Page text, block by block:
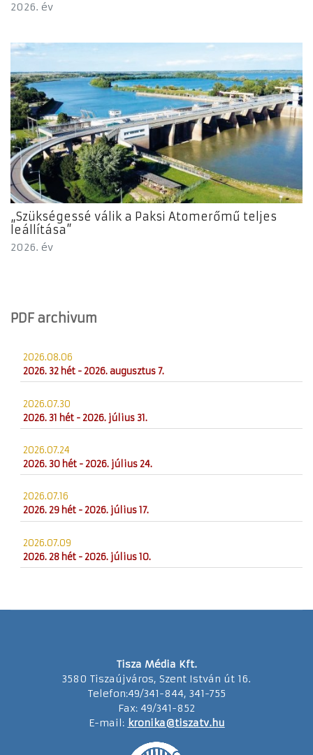
2026. év
„Szükségessé válik a Paksi Atomerőmű teljes
leállítása”
2026. év
PDF archivum
2026.08.06
2026. 32 hét - 2026. augusztus 7.
2026.07.30
2026. 31 hét - 2026. július 31.
2026.07.24
2026. 30 hét - 2026. július 24.
2026.07.16
2026. 29 hét - 2026. július 17.
2026.07.09
2026. 28 hét - 2026. július 10.
Tisza Média Kft.
3580 Tiszaújváros, Szent István út 16.
Telefon:49/341-844, 341-755
Fax: 49/341-852
E-mail: kronika@tiszatv.hu